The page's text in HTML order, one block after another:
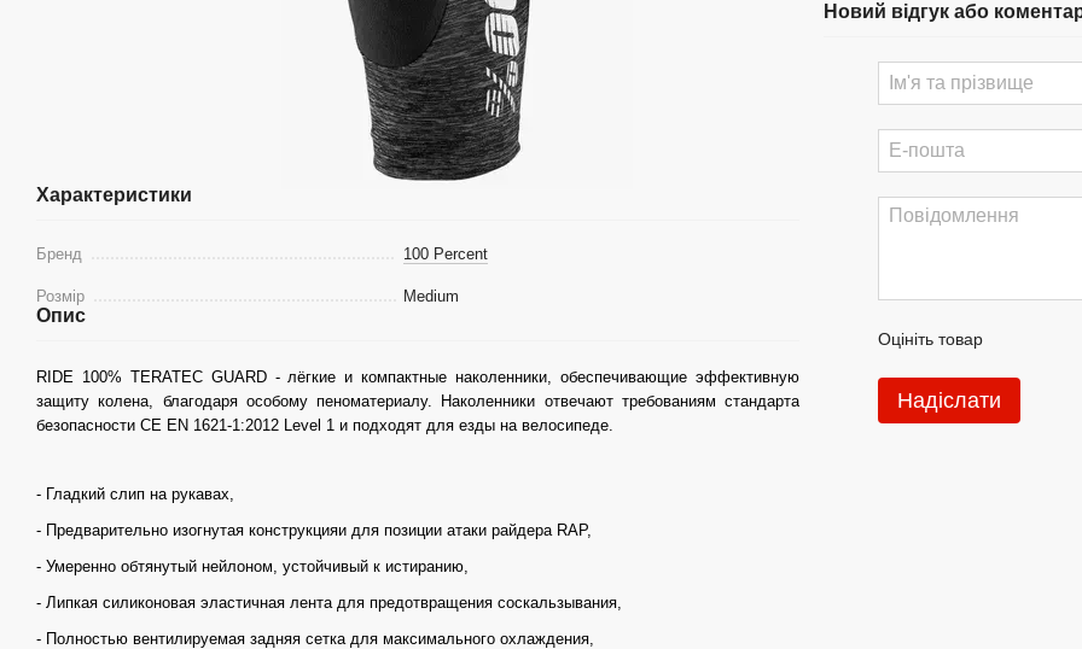
Характеристики
Бренд 100 Percent
Розмір Medium
Опис
RIDE 100% TERATEC GUARD - лёгкие и компактные наколенники, обеспечивающие эффективную
защиту колена, благодаря особому пеноматериалу. Наколенники отвечают требованиям стандарта
безопасности CE EN 1621-1:2012 Level 1 и подходят для езды на велосипеде.
- Гладкий слип на рукавах,
- Предварительно изогнутая конструкцияи для позиции атаки райдера RAP,
- Умеренно обтянутый нейлоном, устойчивый к истиранию,
- Липкая силиконовая эластичная лента для предотвращения соскальзывания,
- Полностью вентилируемая задняя сетка для максимального охлаждения,
Новий відгук або
Оцініть товар
Надіслати